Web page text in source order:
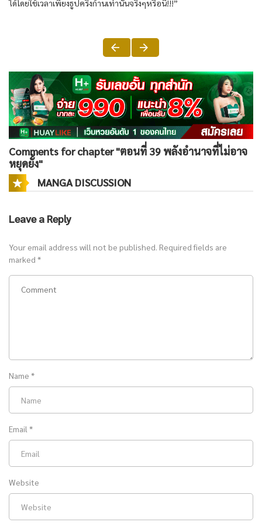
ได้โดยใช้เวลาเพียงธูปครึ่งก้านเท่านั้นจริงๆหรือนี้!!!”
Comments for chapter "ตอนที่ 39 พลังอำนาจที่ไม่อาจ
หยุดยั้ง"
MANGA DISCUSSION
Leave a Reply
Your email address will not be published. Required fields are
marked *
Name *
Email *
Website